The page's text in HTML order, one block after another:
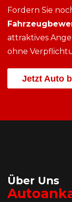
Fordern Sie
attraktives
ohne
Jetzt Auto
Über Uns